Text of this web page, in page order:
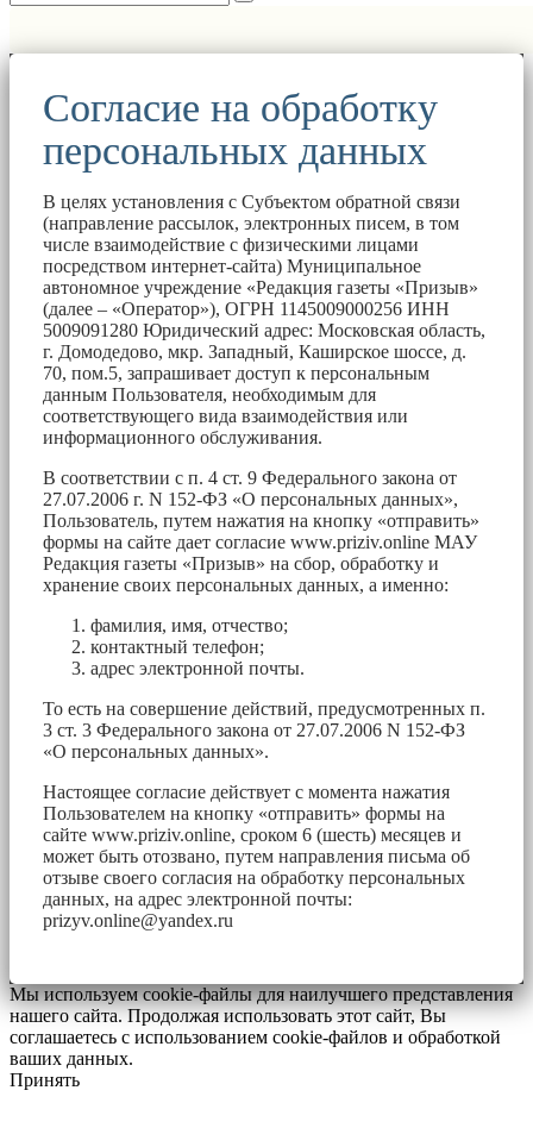
Согласие на обработку
персональных данных
В целях установления с Субъектом обратной связи
(направление рассылок, электронных писем, в том
числе взаимодействие с физическими лицами
посредством интернет-сайта) Муниципальное
автономное учреждение «Редакция газеты «Призыв»
(далее – «Оператор»), ОГРН 1145009000256 ИНН
5009091280 Юридический адрес: Московская область,
г. Домодедово, мкр. Западный, Каширское шоссе, д.
70, пом.5, запрашивает доступ к персональным
данным Пользователя, необходимым для
соответствующего вида взаимодействия или
информационного обслуживания.
В соответствии с п. 4 ст. 9 Федерального закона от
27.07.2006 г. N 152-ФЗ «О персональных данных»,
Пользователь, путем нажатия на кнопку «отправить»
формы на сайте дает согласие www.priziv.online МАУ
Редакция газеты «Призыв» на сбор, обработку и
хранение своих персональных данных, а именно:
фамилия, имя, отчество;
контактный телефон;
адрес электронной почты.
То есть на совершение действий, предусмотренных п.
3 ст. 3 Федерального закона от 27.07.2006 N 152-ФЗ
«О персональных данных».
Настоящее согласие действует с момента нажатия
Пользователем на кнопку «отправить» формы на
сайте www.priziv.online, сроком 6 (шесть) месяцев и
может быть отозвано, путем направления письма об
отзыве своего согласия на обработку персональных
данных, на адрес электронной почты:
prizyv.online@yandex.ru
Мы используем cookie-файлы для наилучшего представления
нашего сайта. Продолжая использовать этот сайт, Вы
соглашаетесь с использованием cookie-файлов и обработкой
ваших данных.
Принять